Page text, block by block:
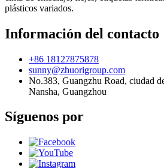
plásticos variados.
Información del contacto
+86 18127875878
sunny@zhuorigroup.com
No.383, Guangzhu Road, ciudad
Nansha, Guangzhou
Síguenos por